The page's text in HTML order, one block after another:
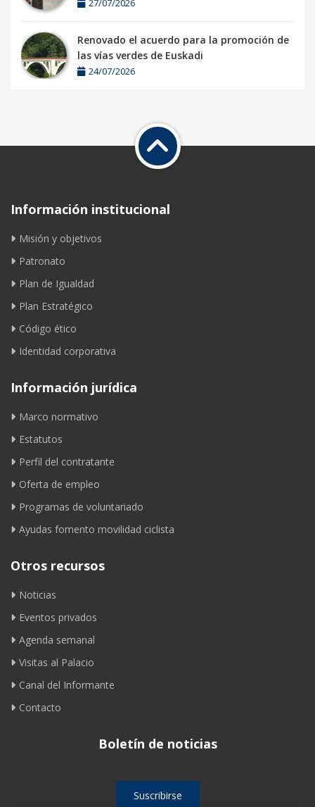
27/07/2026
Renovado el acuerdo para la promoción de
las vías verdes de Euskadi
24/07/2026
Información institucional
Misión y objetivos
Patronato
Plan de Igualdad
Plan Estratégico
Código ético
Identidad corporativa
Información jurídica
Marco normativo
Estatutos
Perfil del contratante
Oferta de empleo
Programas de voluntariado
Ayudas fomento movilidad ciclista
Otros recursos
Noticias
Eventos privados
Agenda semanal
Visitas al Palacio
Canal del Informante
Contacto
Boletín de noticias
Suscribirse